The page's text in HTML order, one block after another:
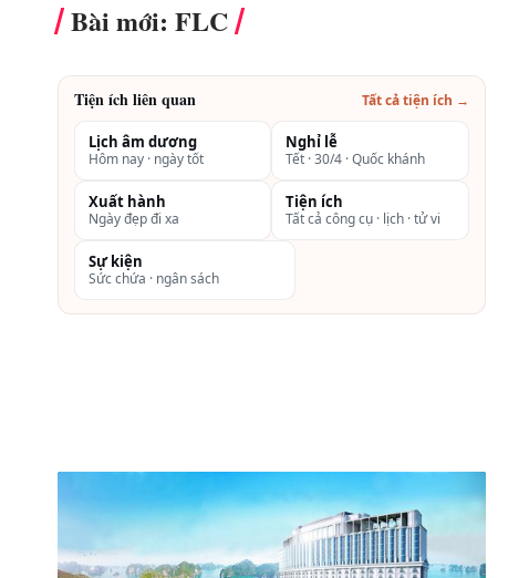
Bài mới: FLC
Tiện ích liên quan Tất cả tiện ích →
Lịch âm dương
Hôm nay · ngày tốt
Nghỉ lễ
Tết · 30/4 · Quốc khánh
Xuất hành
Ngày đẹp đi xa
Tiện ích
Tất cả công cụ · lịch · tử vi
Sự kiện
Sức chứa · ngân sách